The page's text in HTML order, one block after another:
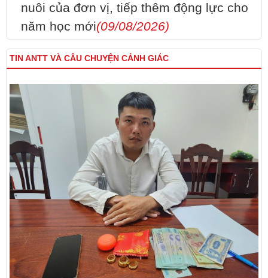
nuôi của đơn vị, tiếp thêm động lực cho
năm học mới(09/08/2026)
TIN ANTT VÀ CÂU CHUYỆN CẢNH GIÁC